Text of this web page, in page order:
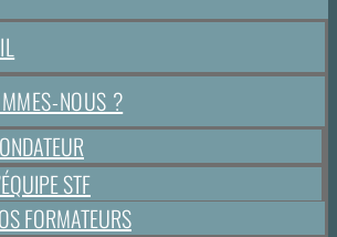
NOUS ?
STF
FORMATEURS